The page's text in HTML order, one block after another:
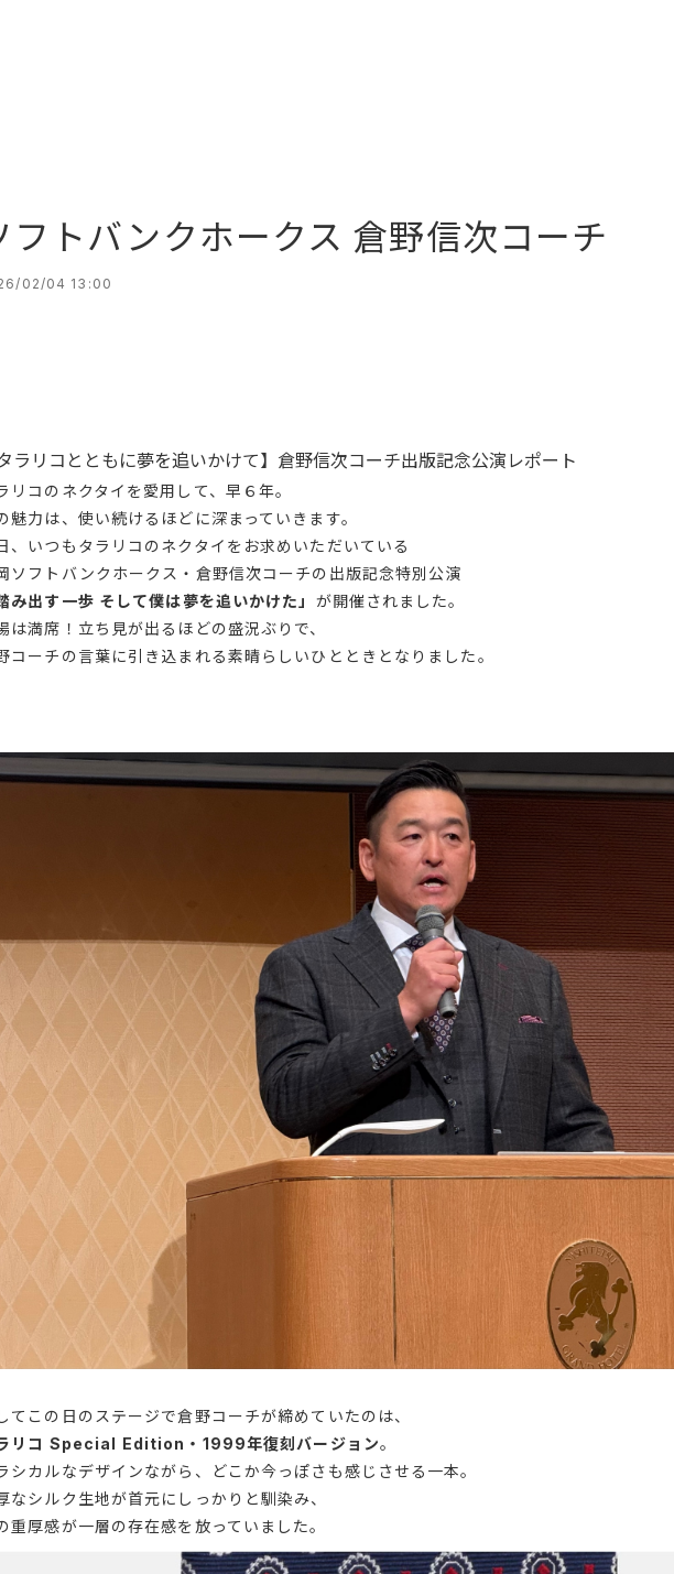
フトバンクホークス 倉野信次コーチ
02/04 13:00
タラリコとともに夢を追いかけて】倉野信次コーチ出版記念公演レポート
リコのネクタイを愛用して、早６年。
魅力は、使い続けるほどに深まっていきます。
、いつもタラリコのネクタイをお求めいただいている
ソフトバンクホークス・倉野信次コーチの出版記念特別公演
踏み出す一歩 そして僕は夢を追いかけた」 が開催されました。
は満席！立ち見が出るほどの盛況ぶりで、
コーチの言葉に引き込まれる素晴らしいひとときとなりました。
てこの日のステージで倉野コーチが締めていたのは、
リコ Special Edition・1999年復刻バージョン。
シカルなデザインながら、どこか今っぽさも感じさせる一本。
なシルク生地が首元にしっかりと馴染み、
重厚感が一層の存在感を放っていました。